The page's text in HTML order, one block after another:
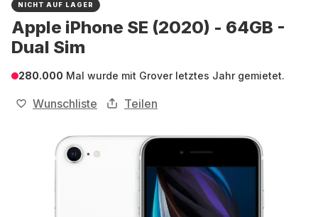
NICHT AUF LAGER
Apple iPhone SE (2020) - 64GB -
Dual Sim
280.000 Mal wurde mit Grover letztes Jahr gemietet.
Wunschliste Teilen